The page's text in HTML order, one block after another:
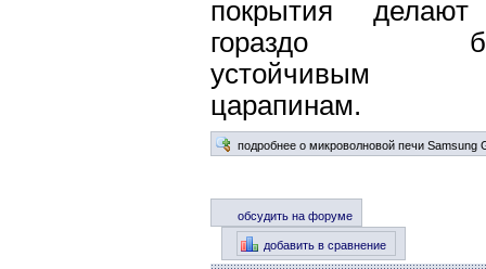
покрытия
гораздо
царапинам.
подробнее о микроволновой печи Samsung
обсудить на форуме
добавить в сравнение